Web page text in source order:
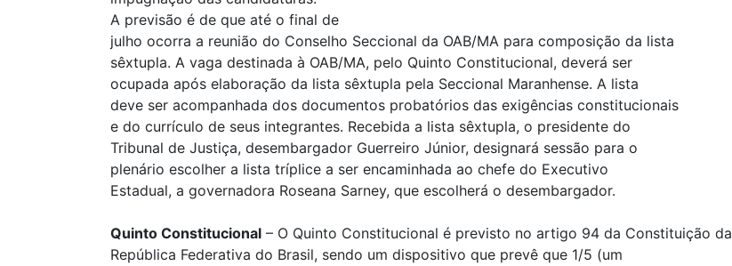
A previsão é de que até o final de
julho ocorra a reunião do Conselho Seccional da OAB/MA para composição da lista
sêxtupla. A vaga destinada à OAB/MA, pelo Quinto Constitucional, deverá ser
ocupada após elaboração da lista sêxtupla pela Seccional Maranhense. A lista
deve ser acompanhada dos documentos probatórios das exigências constitucionais
e do currículo de seus integrantes. Recebida a lista sêxtupla, o presidente do
Tribunal de Justiça, desembargador Guerreiro Júnior, designará sessão para o
plenário escolher a lista tríplice a ser encaminhada ao chefe do Executivo
Estadual, a governadora Roseana Sarney, que escolherá o desembargador.
Quinto Constitucional – O Quinto Constitucional é previsto no artigo 94 da Constituição da
República Federativa do Brasil, sendo um dispositivo que prevê que 1/5 (um